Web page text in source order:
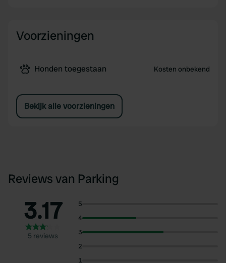
Voorzieningen
Honden toegestaan Kosten onbekend
Bekijk alle voorzieningen
Reviews van Parking
3.17
5 reviews
5
4
3
2
1